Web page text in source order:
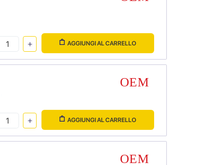
AGGIUNGI AL CARRELLO
AGGIUNGI AL CARRELLO